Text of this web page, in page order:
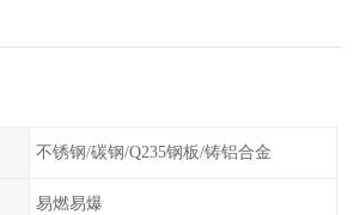
不锈钢/碳钢/Q235钢板/铸铝合金
易燃易爆